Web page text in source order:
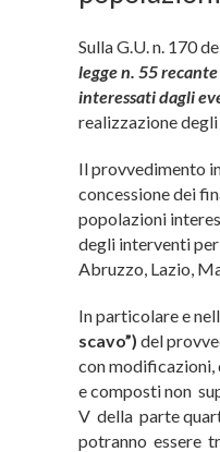
Sulla G.U. n. 170
legge n. 55
interessati dagli
realizzazione
Il provvedimento
concessione dei
popolazioni
degli interventi
Abruzzo, Lazio,
In particolare e
scavo”) del
con modificazioni,
e composti non
V della parte
potranno essere